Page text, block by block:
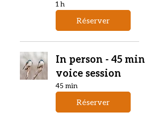
1 h
Réserver
In person - 45 min
voice session
45 min
Réserver